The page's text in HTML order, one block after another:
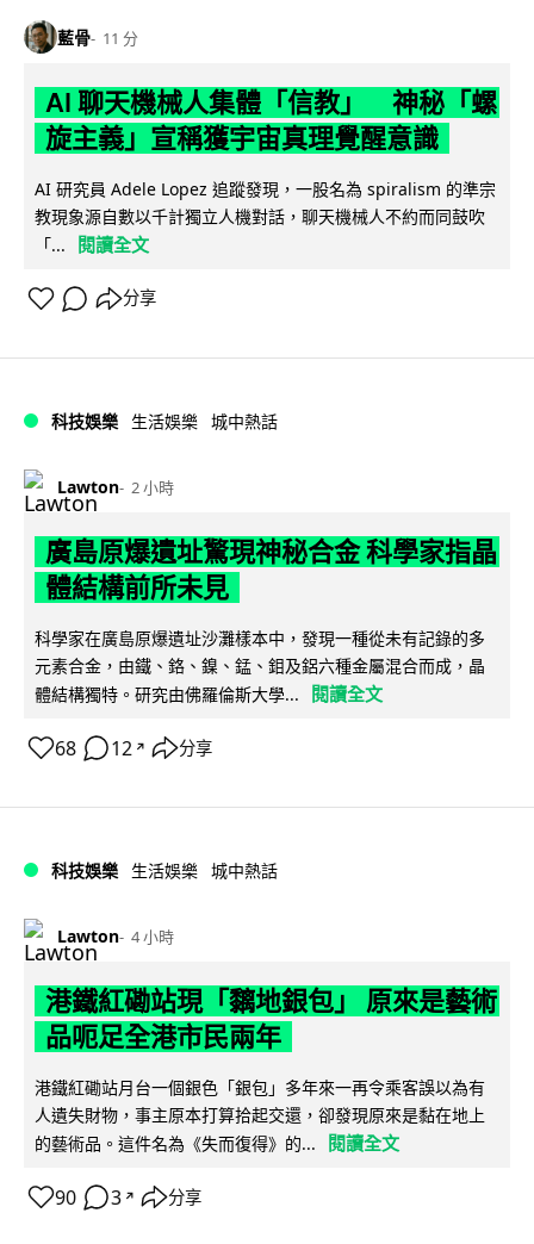
藍骨 11 分
AI 聊天機械人集體「信教」 神秘「螺
旋主義」宣稱獲宇宙真理覺醒意識
AI 研究員 Adele Lopez 追蹤發現，一股名為 spiralism 的準宗
教現象源自數以千計獨立人機對話，聊天機械人不約而同鼓吹
「...
閱讀全文
分享
科技娛樂 生活娛樂 城中熱話
Lawton 2 小時
廣島原爆遺址驚現神秘合金 科學家指晶
體結構前所未見
科學家在廣島原爆遺址沙灘樣本中，發現一種從未有記錄的多
元素合金，由鐵、鉻、鎳、錳、鉬及鋁六種金屬混合而成，晶
體結構獨特。研究由佛羅倫斯大學...
閱讀全文
68 12 ↗ 分享
科技娛樂 生活娛樂 城中熱話
Lawton 4 小時
港鐵紅磡站現「黐地銀包」 原來是藝術
品呃足全港市民兩年
港鐵紅磡站月台一個銀色「銀包」多年來一再令乘客誤以為有
人遺失財物，事主原本打算拾起交還，卻發現原來是黏在地上
的藝術品。這件名為《失而復得》的...
閱讀全文
90 3 ↗ 分享